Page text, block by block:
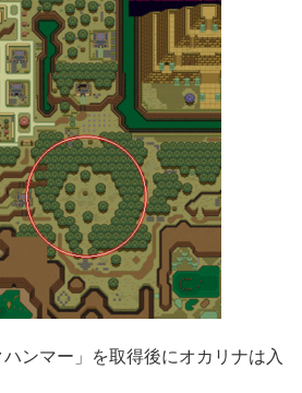
ンマー」を取得後にオカリナは入